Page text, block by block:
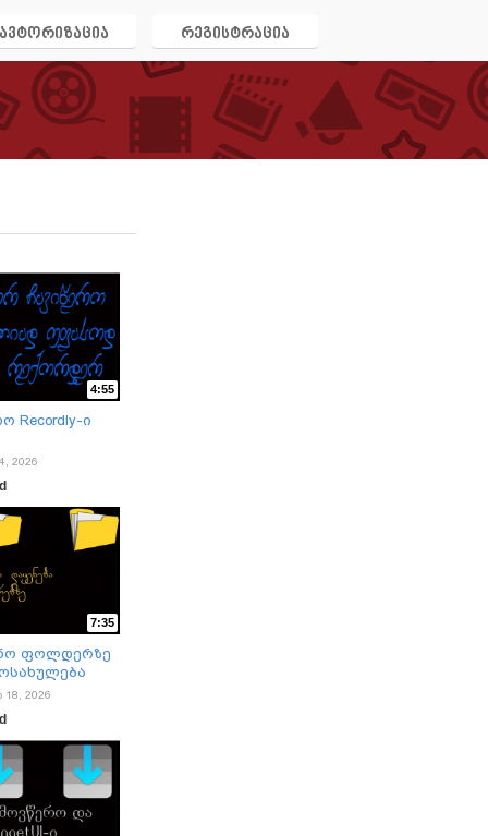
ავტორიზაცია რეგისტრაცია
4:55
Recordly-ი
2026
7:35
ფოლდერზე
18, 2026